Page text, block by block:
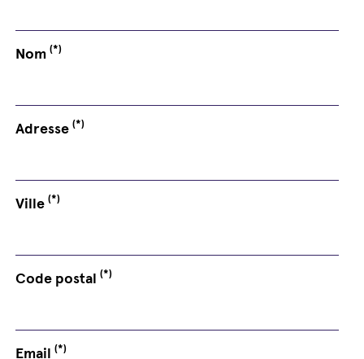
Nom(*)
Adresse(*)
Ville(*)
Code postal(*)
Email(*)